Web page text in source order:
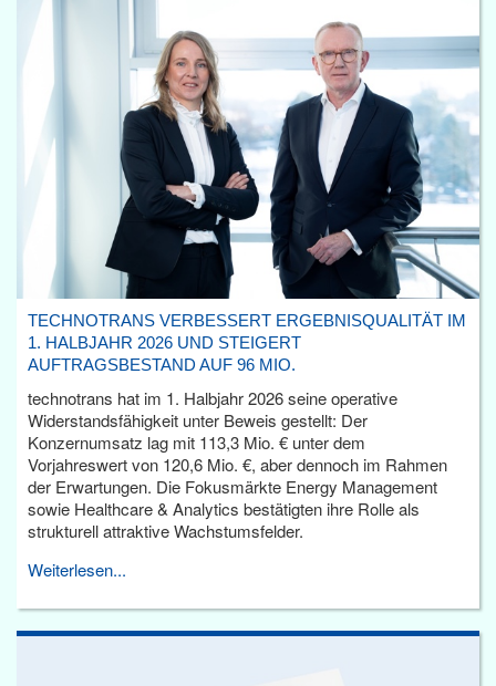
TECHNOTRANS VERBESSERT ERGEBNISQUALITÄT IM
1. HALBJAHR 2026 UND STEIGERT
AUFTRAGSBESTAND AUF 96 MIO.
technotrans hat im 1. Halbjahr 2026 seine operative
Widerstandsfähigkeit unter Beweis gestellt: Der
Konzernumsatz lag mit 113,3 Mio. € unter dem
Vorjahreswert von 120,6 Mio. €, aber dennoch im Rahmen
der Erwartungen. Die Fokusmärkte Energy Management
sowie Healthcare & Analytics bestätigten ihre Rolle als
strukturell attraktive Wachstumsfelder.
Weiterlesen...